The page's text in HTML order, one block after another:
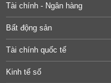
Tài chính - Ngân hàng
Bất động sản
Tài chính quốc tế
Kinh tế số